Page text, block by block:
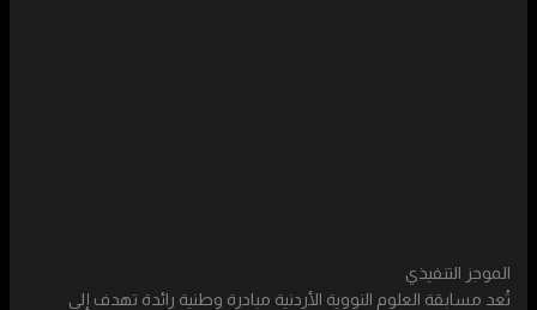
الموجز التنفيذي
تُعد مسابقة العلوم النووية الأردنية مبادرة وطنية رائدة تهدف إلى